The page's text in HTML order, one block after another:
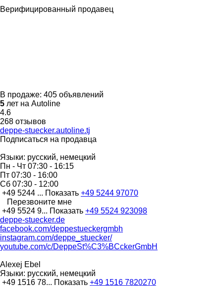
Верифицированный продавец
В продаже: 405 объявлений
5 лет на Autoline
4.6
268 отзывов
deppe-stuecker.autoline.tj
Подписаться на продавца
Языки: русский, немецкий
Пн - Чт 07:30 - 16:15
Пт 07:30 - 16:00
Сб 07:30 - 12:00
+49 5244 ... Показать +49 5244 97070
Перезвоните мне
+49 5524 9... Показать +49 5524 923098
deppe-stuecker.de
facebook.com/deppestueckergmbh
instagram.com/deppe_stuecker/
youtube.com/c/DeppeSt%C3%BCckerGmbH
Alexej Ebel
Языки: русский, немецкий
+49 1516 78... Показать +49 1516 7820270